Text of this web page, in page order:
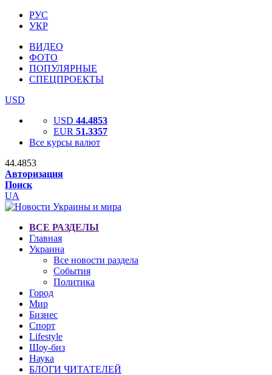
РУС
УКР
ВИДЕО
ФОТО
ПОПУЛЯРНЫЕ
СПЕЦПРОЕКТЫ
USD
USD 44.4853
EUR 51.3357
Все курсы валют
44.4853
Авторизация
Поиск
UA
ВСЕ РАЗДЕЛЫ
Главная
Украина
Все новости раздела
События
Политика
Город
Мир
Бизнес
Спорт
Lifestyle
Шоу-биз
Наука
БЛОГИ ЧИТАТЕЛЕЙ